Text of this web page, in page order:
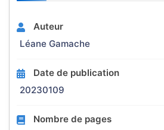
Auteur
Léane Gamache
Date de publication
20230109
Nombre de pages